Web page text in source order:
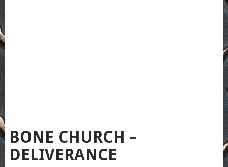
BONE CHURCH –
DELIVERANCE